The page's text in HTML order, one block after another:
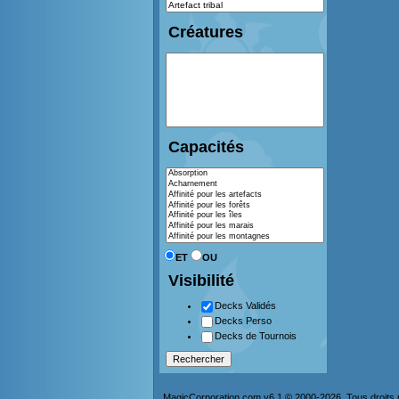
Créatures
Capacités
ET OU
Visibilité
Decks Validés
Decks Perso
Decks de Tournois